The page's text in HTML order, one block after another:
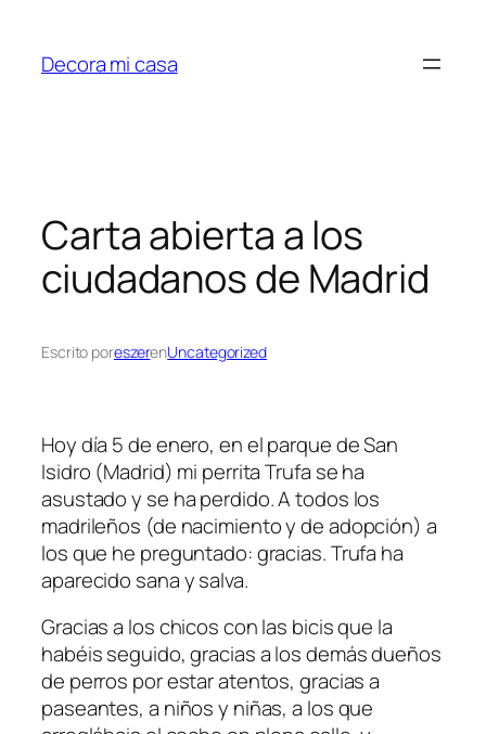
contenido
Decora mi casa
Carta abierta a los
ciudadanos de Madrid
Escrito poreszerenUncategorized
Hoy día 5 de enero, en el parque de San
Isidro (Madrid) mi perrita Trufa se ha
asustado y se ha perdido. A todos los
madrileños (de nacimiento y de adopción) a
los que he preguntado: gracias. Trufa ha
aparecido sana y salva.
Gracias a los chicos con las bicis que la
habéis seguido, gracias a los demás dueños
de perros por estar atentos, gracias a
paseantes, a niños y niñas, a los que